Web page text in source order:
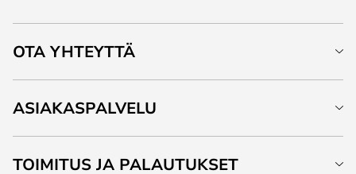
OTA YHTEYTTÄ
ASIAKASPALVELU
TOIMITUS JA PALAUTUKSET